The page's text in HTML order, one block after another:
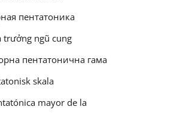
пентатоника
trưởng ngũ cung
пентатонична гама
skala
mayor de la